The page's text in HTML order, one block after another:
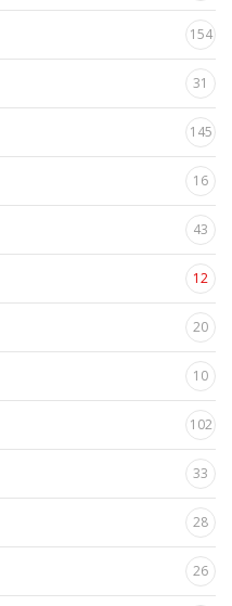
154
31
145
16
43
12
20
10
102
33
28
26